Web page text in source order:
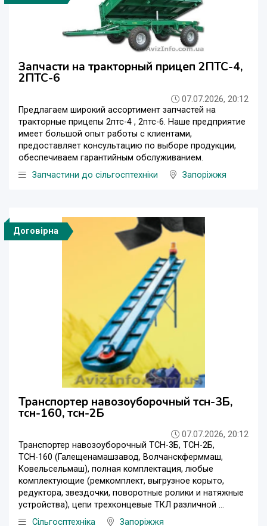
Запчасти на тракторный прицеп 2ПТС-4,
2ПТС-6
07.07.2026, 20:12
Предлагаем широкий ассортимент запчастей на
тракторные прицепы 2птс-4 , 2птс-6. Наше предприятие
имеет большой опыт работы с клиентами,
предоставляет консультацию по выборе продукции,
обеспечиваем гарантийным обслуживанием.
Запчастини до сільгосптехніки
Запоріжжя
Договірна
Транспортер навозоуборочный тсн-3Б,
тсн-160, тсн-2Б
07.07.2026, 20:12
Транспортер навозоуборочный ТСН-3Б, ТСН-2Б,
ТСН-160 (Галещенамашзавод, Волчанскферммаш,
Ковельсельмаш), полная комплектация, любые
комплектующие (ремкомплект, выгрузное корыто,
редуктора, звездочки, поворотные ролики и натяжные
устройства), цепи трехконцевые ТКЛ различной ...
Сільгосптехніка
Запоріжжя